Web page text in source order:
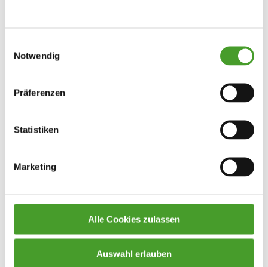
Notwendig
Präferenzen
Statistiken
Marketing
Alle Cookies zulassen
Auswahl erlauben